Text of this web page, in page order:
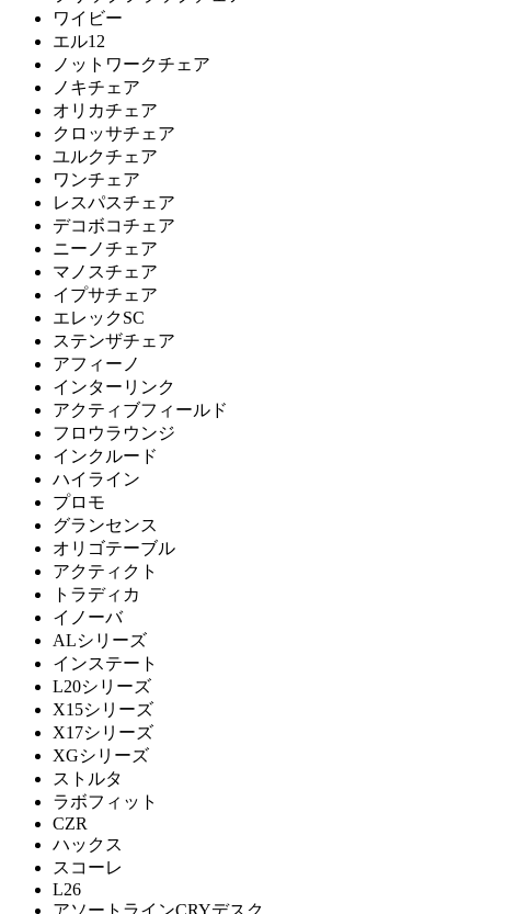
SEIKO family
セイコウ
String Furniture
ストリング ファニチャー
UCHIDA
ウチダ
Utility
ユーティリティ
Vitra
ヴィトラ
Work Plus
ワークプラス
天童木工
テンドウモッコウ
ワイビー
エル12
ノットワークチェア
ノキチェア
オリカチェア
クロッサチェア
ユルクチェア
ワンチェア
レスパスチェア
デコボコチェア
ニーノチェア
マノスチェア
イプサチェア
エレックSC
ステンザチェア
アフィーノ
インターリンク
アクティブフィールド
フロウラウンジ
インクルード
ハイライン
プロモ
グランセンス
オリゴテーブル
アクティクト
トラディカ
イノーバ
ALシリーズ
インステート
L20シリーズ
X15シリーズ
X17シリーズ
XGシリーズ
ストルタ
ラボフィット
CZR
ハックス
スコーレ
L26
アソートラインCRYデスク